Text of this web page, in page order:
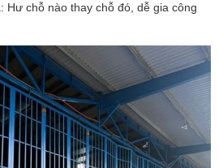
Hư chỗ nào thay chỗ đó, dễ gia công